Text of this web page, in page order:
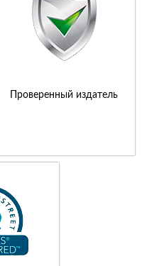
Проверенный издатель